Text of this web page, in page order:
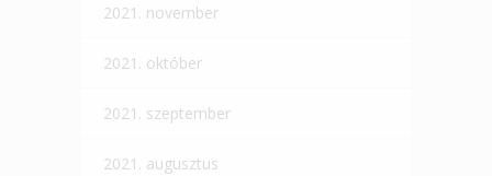
2021. november
2021. október
2021. szeptember
2021. augusztus